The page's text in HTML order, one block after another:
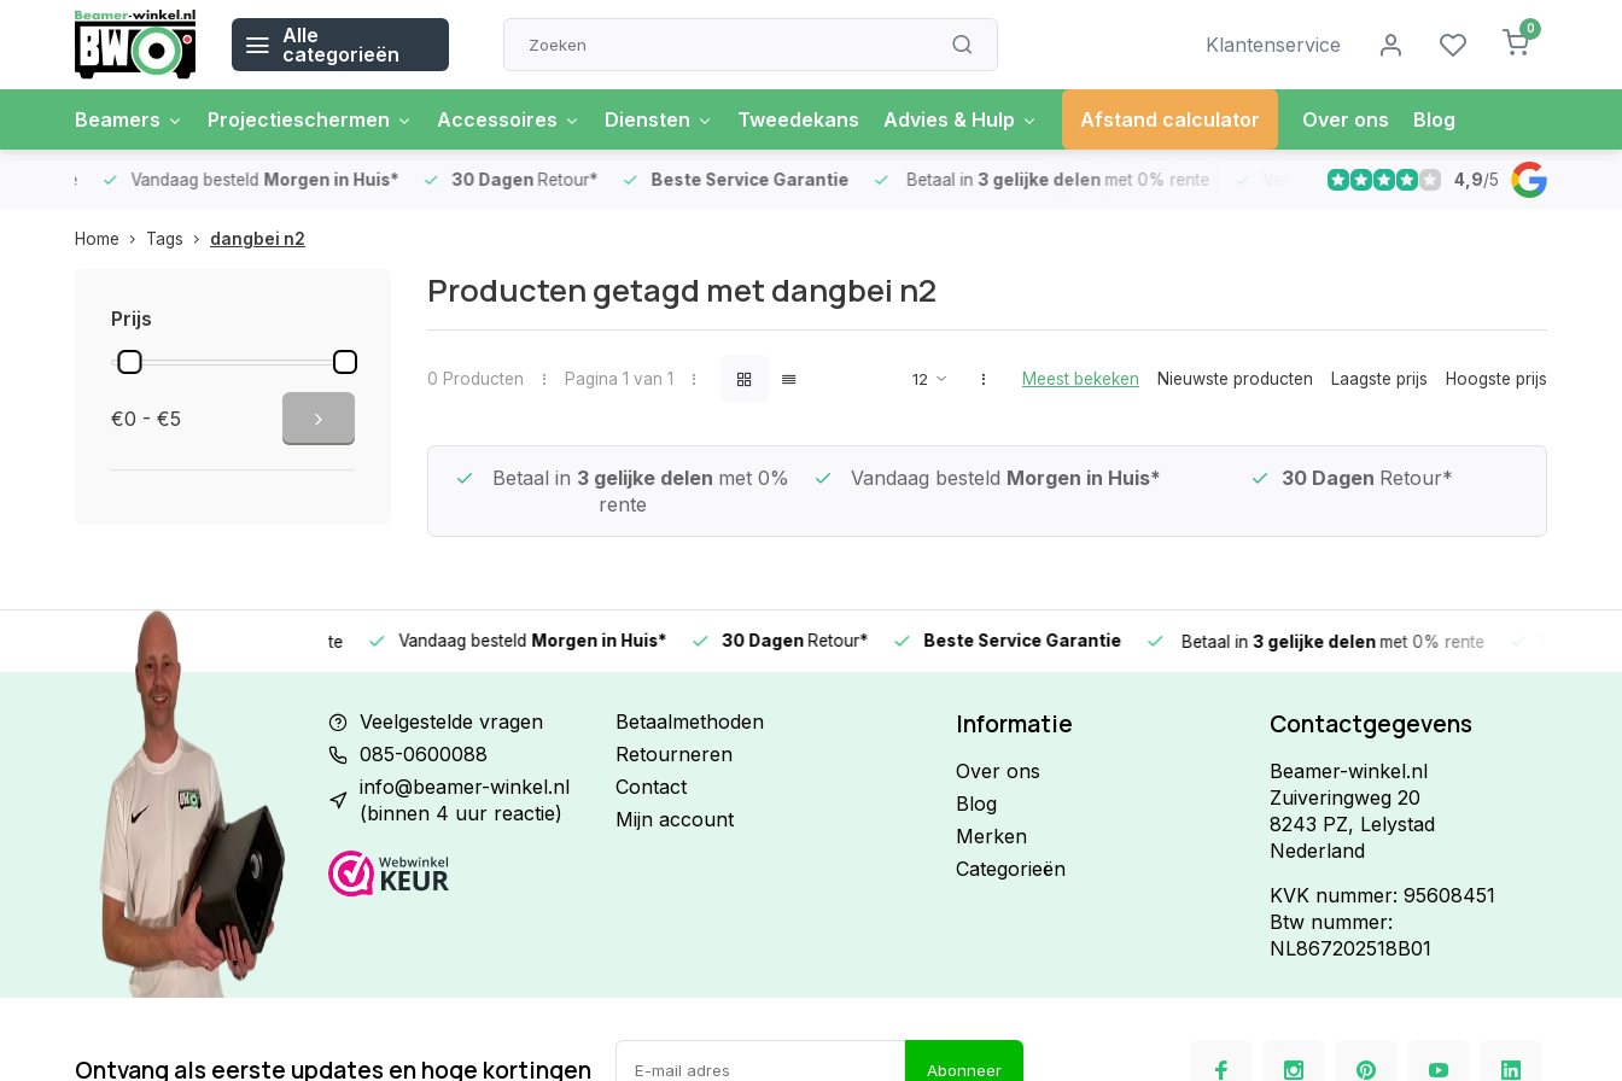
Alle
categorieën
Klantenservice
0
Beamers Projectieschermen Accessoires Diensten Tweedekans Advies & Hulp Afstand calculator Over ons Blog
Vandaag besteldMorgen in Huis* 30 DagenRetour* Beste Service Garantie Betaal in 3 gelijke delen met 0% rente Vandaag besteldMorgen in Huis*
4,9/5
Home Tags dangbei n2
Prijs
€0 - €5
Producten getagd met dangbei n2
0 Producten Pagina 1 van 1 Meest bekeken Nieuwste producten Laagste prijs Hoogste prijs
Beste Service Garantie Betaal in 3 gelijke delen met 0%
rente
Vandaag besteld Morgen in Huis* 30 Dagen Retour*
3 gelijke delen Vandaag besteldMorgen in Huis* 30 DagenRetour* Beste Service Garantie Betaal in3 gelijke delenmet 0% rente Vandaag
Veelgestelde vragen
085-0600088
info@beamer-winkel.nl
(binnen 4 uur reactie)
Betaalmethoden
Retourneren
Contact
Mijn account
Informatie
Over ons
Blog
Merken
Categorieën
Contactgegevens
Beamer-winkel.nl
Zuiveringweg 20
8243 PZ, Lelystad
Nederland
KVK nummer: 95608451
Btw nummer:
NL867202518B01
Ontvang als eerste updates en hoge kortingen Abonneer